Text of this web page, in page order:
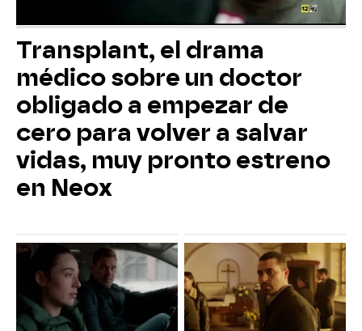
Transplant, el drama
médico sobre un doctor
obligado a empezar de
cero para volver a salvar
vidas, muy pronto estreno
en Neox